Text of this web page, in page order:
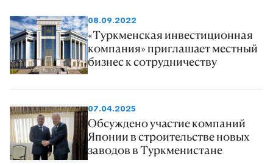
08.09.2022
«Туркменская инвестиционная
компания» приглашает местный
бизнес к сотрудничеству
07.04.2025
Обсуждено участие компаний
Японии в строительстве новых
заводов в Туркменистане